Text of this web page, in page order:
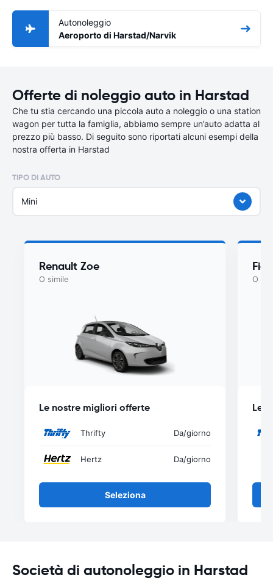
Autonoleggio
Aeroporto di Harstad/Narvik
Offerte di noleggio auto in Harstad
Che tu stia cercando una piccola auto a noleggio o una station
wagon per tutta la famiglia, abbiamo sempre un’auto adatta al
prezzo più basso. Di seguito sono riportati alcuni esempi della
nostra offerta in Harstad
TIPO DI AUTO
Mini
Renault Zoe
O simile
Le nostre migliori offerte
Thrifty Da/giorno
Hertz Da/giorno
Seleziona
O
Le
Società di autonoleggio in Harstad